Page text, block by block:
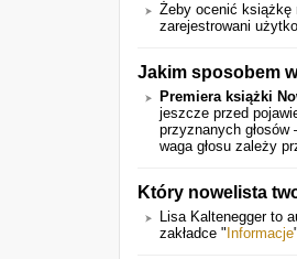
Żeby ocenić książkę
zarejestrowani
Jakim sposobem
Premiera książki
jeszcze przed
przyznanych
waga głosu zależy
Który nowelista
Lisa Kaltenegger to
zakładce " Informacje